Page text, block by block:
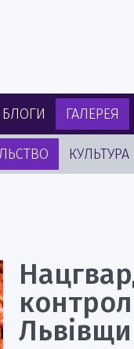
БЛОГИ ГАЛЕРЕЯ
КУЛЬТУРА